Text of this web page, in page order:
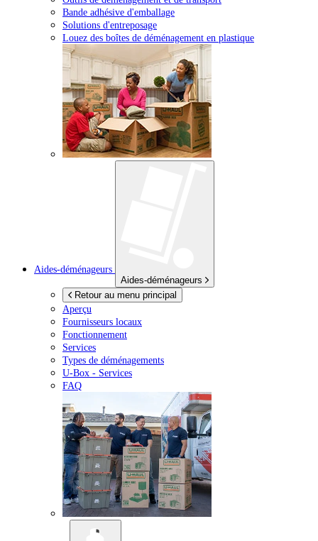
Bande adhésive d'emballage
Solutions d'entreposage
Louez des boîtes de déménagement en plastique
Aides-déménageurs
Aides-déménageurs
Retour au menu principal
Aperçu
Fournisseurs locaux
Fonctionnement
Services
Types de déménagements
U-Box - Services
FAQ